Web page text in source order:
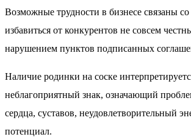
Возможные трудности в бизнесе связаны
избавиться от конкурентов не совсем
нарушением пунктов подписанных
Наличие родинки на соске
неблагоприятный знак, означающий
сердца, суставов, неудовлетворительный
потенциал.